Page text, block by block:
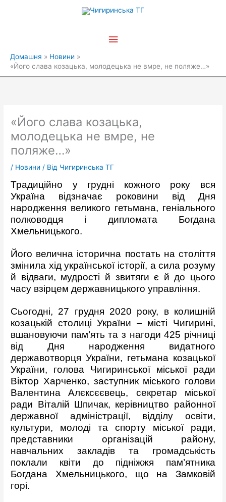
Головне
Домашня
Новини
«Його слава козацька, молодецька не вмре, не поляже…»
«Його слава козацька,
молодецька не вмре, не
поляже…»
/ Новини / Від Чигиринська ТГ
Традиційно у грудні кожного року вся
Україна відзначає роковини від Дня
народження великого гетьмана, геніального
полководця і дипломата Богдана
Хмельницького.
Його велична історична постать на століття
змінила хід української історії, а сила розуму
й відваги, мудрості й звитяги є й до цього
часу взірцем державницького управління.
Сьогодні, 27 грудня 2020 року, в колишній
козацькій столиці України – місті Чигирині,
вшановуючи пам’ять та з нагоди 425 річниці
від Дня народження видатного
державотворця України, гетьмана козацької
України, голова Чигиринської міської ради
Віктор Харченко, заступник міського голови
Валентина Алєксєєвець, секретар міської
ради Віталій Шпичак, керівництво районної
державної адміністрації, відділу освіти,
культури, молоді та спорту міської ради,
представники організацій району,
навчальних закладів та громадськість
поклали квіти до підніжжя пам’ятника
Богдана Хмельницького, що на Замковій
горі.